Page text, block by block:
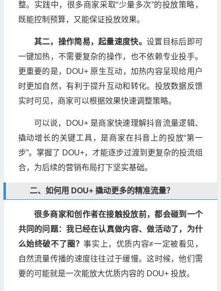
整。实践中，很多商家采取“少量多次”的投放策略，
既能控制预算，又能保证投放效果。
其二，操作简易，起量速度快。设置目标后即可
一键加热，不需要复杂的操作，也不依赖专业投手。
更重要的是，DOU+ 原生互动，加热内容呈现给用户
时更加自然，有利于提升互动和转化。投放数据反馈
实时可见，商家可以根据效果快速调整策略。
可以说，DOU+ 是商家快速理解抖音流量逻辑、
撬动增长的关键工具，是商家在抖音上的投放“第一
步”。掌握了 DOU+，才能逐步过渡到更复杂的投流组
合，为后续的营销布局打下坚实基础。
二、如何用 DOU+ 撬动更多的精准流量？
很多商家和创作者在接触投放前，都会碰到一个
共同的问题：我已经在认真做内容、做活动了，为什
么始终破不了圈？事实上，优质内容≠一定被看见，
自然流量传播的速度往往过于缓慢。这时候，他们需
要的可能就是一次能放大优质内容的 DOU+ 投放。